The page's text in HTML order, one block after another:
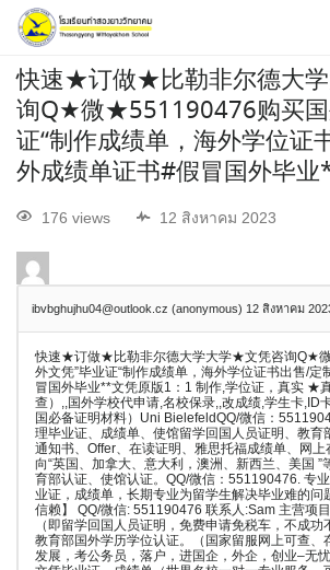
快速★订做★比勒非尔德大
询Q★微★551190476购买国
证“制作成绩单，海外学位证
外成绩单证书#假冒国外毕
176 views 12 สิงหาคม 2023
ibvbghujhu04@outlook.cz (anonymous) 12 สิงหาคม
快速★订做★比勒非尔德大学大学★文凭咨询Q★
外文凭”毕业证“制作成绩单，海外学位证书出售/定
冒国外毕业**文凭原版1：1 制作,学位证，真实 ★
查）,,国外学校代申请,名校保录,,改成绩,学生卡,ID
国必备证明材料）Uni BielefeldQQ/微信：
理毕业证、成绩单、使馆留学回国人员证明、教育
通知书、Offer、在读证明、雅思托福成绩单、网
向“英国、加拿大、意大利，澳洲、新西兰、美国 ”
育部认证、使馆认证。QQ/微信：551190476. 专
业证，成绩单，长期专业为留学生解决毕业难的问
信赖】 QQ/微信: 551190476 联系人:Sam 主营项
（即留学回国人员证明，免费申请免税车，不成功
教育部国外学历学位认证。（国家留服网上可查、
发展，考公务员，落户，进国企，外企，创业–无